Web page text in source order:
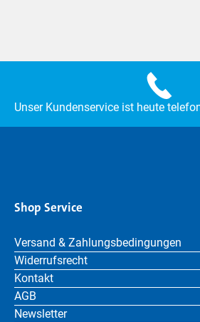
Unser Kundenservice ist heute
Shop Service
Versand & Zahlungsbedingungen
Widerrufsrecht
Kontakt
AGB
Newsletter